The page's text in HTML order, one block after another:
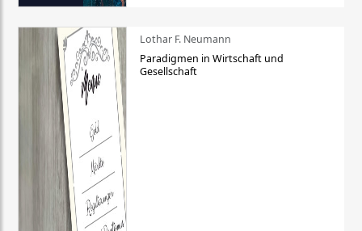
Lothar F. Neumann
Paradigmen in Wirtschaft und
Gesellschaft